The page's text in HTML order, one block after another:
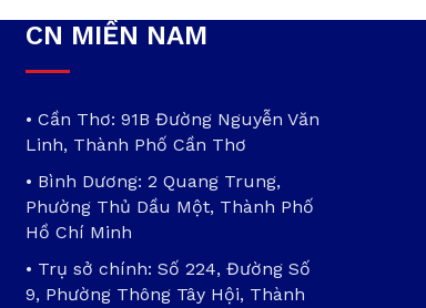
CN MIỀN NAM
• Cần Thơ: 91B Đường Nguyễn Văn
Linh, Thành Phố Cần Thơ
• Bình Dương: 2 Quang Trung,
Phường Thủ Dầu Một, Thành Phố
Hồ Chí Minh
• Trụ sở chính: Số 224, Đường Số
9, Phường Thông Tây Hội, Thành